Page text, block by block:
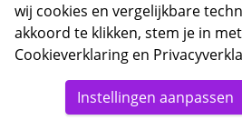
© 2026 Bebsy.nl
wij cookies en vergelijkbare
akkoord te klikken, stem je in
Cookieverklaring en
Instellingen aanpassen